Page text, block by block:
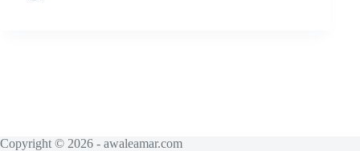
Copyright © 2026 - awaleamar.com